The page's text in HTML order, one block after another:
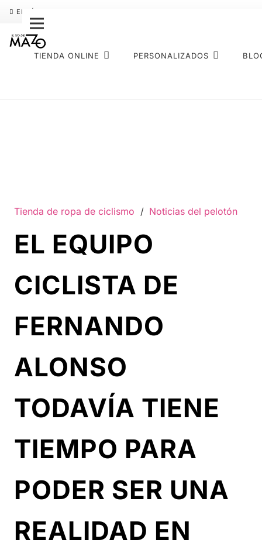
ENVÍO GRATIS
TIENDA ONLINE PERSONALIZADOS
Tienda de ropa de ciclismo / Noticias del pelotón
EL EQUIPO
CICLISTA DE
FERNANDO
ALONSO
TODAVÍA TIENE
TIEMPO PARA
PODER SER UNA
REALIDAD EN